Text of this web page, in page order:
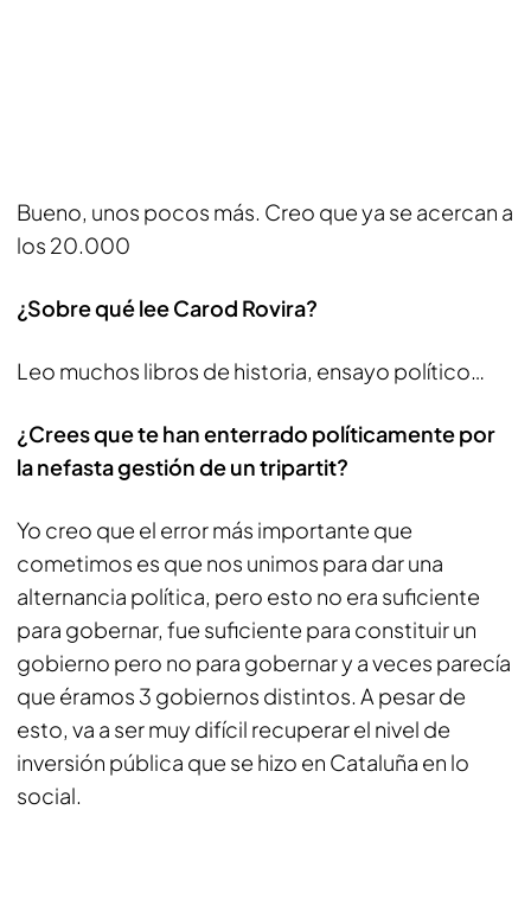
Bueno, unos pocos más. Creo que ya se acercan a
los 20.000
¿Sobre qué lee Carod Rovira?
Leo muchos libros de historia, ensayo político…
¿Crees que te han enterrado políticamente por
la nefasta gestión de un tripartit?
Yo creo que el error más importante que
cometimos es que nos unimos para dar una
alternancia política, pero esto no era suficiente
para gobernar, fue suficiente para constituir un
gobierno pero no para gobernar y a veces parecía
que éramos 3 gobiernos distintos. A pesar de
esto, va a ser muy difícil recuperar el nivel de
inversión pública que se hizo en Cataluña en lo
social.